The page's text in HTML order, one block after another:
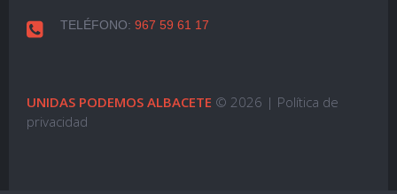
TELÉFONO: 967 59 61 17
UNIDAS PODEMOS ALBACETE © 2026 | Política de
privacidad